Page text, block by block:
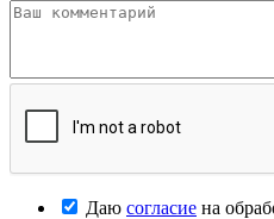
Даю согласие на